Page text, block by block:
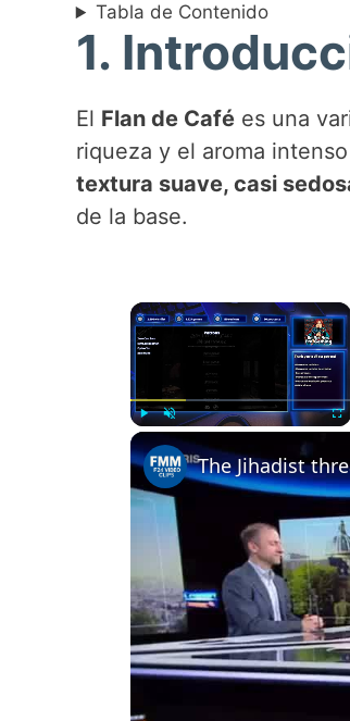
Tabla de Contenido
1.
El Flan de Cafées una
riqueza y el aroma
textura suave, casi
de la base.
×
Unmute